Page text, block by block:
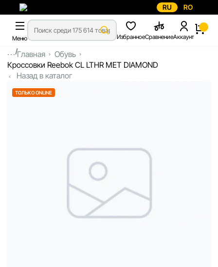
RU RO
Меню ИзбранноеСравнениеАккаунт
...Главная
Обувь
Кроссовки Reebok CL LTHR MET DIAMOND
Назад в каталог
ТОЛЬКО ONLINE